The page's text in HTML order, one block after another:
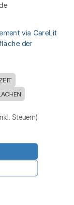
via CareLit
der
ZEIT
Steuern)